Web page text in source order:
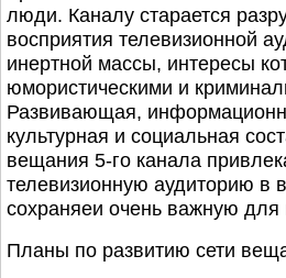
люди. Каналу старается
восприятия телевизионной
инертной массы, интересы
юмористическими и
Развивающая,
культурная и социальная
вещания 5-го канала
телевизионную аудиторию в
сохраняеи очень важную
Планы по развитию сети